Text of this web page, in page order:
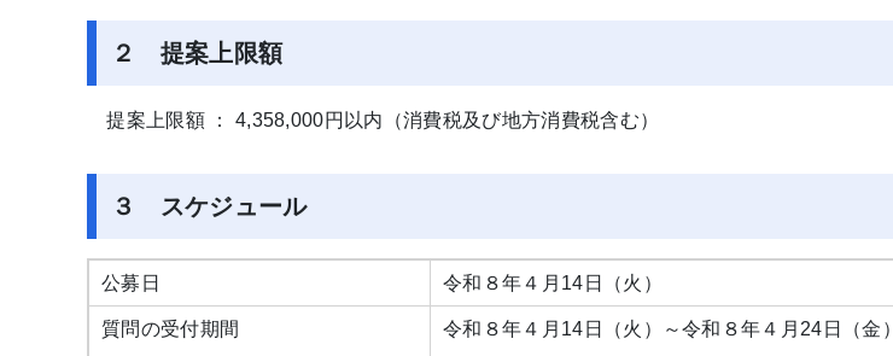
２ 提案上限額
提案上限額 ： 4,358,000円以内（消費税及び地方消費税含む）
３ スケジュール
公募日 令和８年４月14日（火）
質問の受付期間 令和８年４月14日（火）～令和８年４月24日（金）